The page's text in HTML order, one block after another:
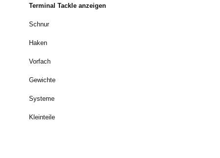
Terminal Tackle anzeigen
Schnur
Haken
Vorfach
Gewichte
Systeme
Kleinteile